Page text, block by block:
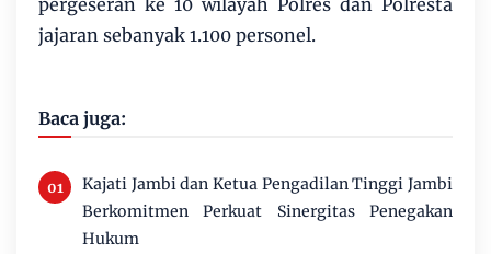
pergeseran ke 10 wilayah Polres dan Polresta
jajaran sebanyak 1.100 personel.
Baca juga:
Kajati Jambi dan Ketua Pengadilan Tinggi Jambi
Berkomitmen Perkuat Sinergitas Penegakan
Hukum